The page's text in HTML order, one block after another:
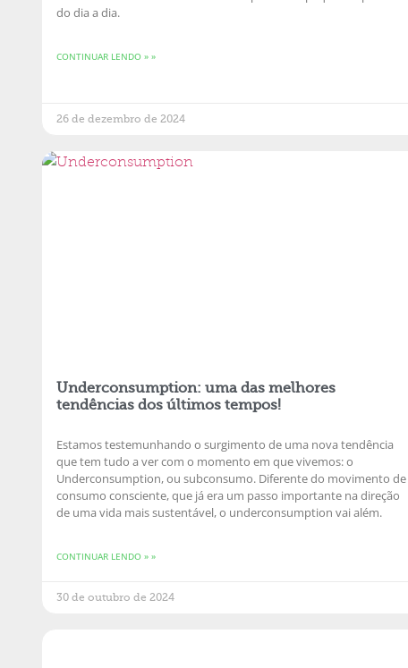
do dia a dia.
CONTINUAR LENDO » »
26 de dezembro de 2024
Underconsumption: uma das melhores
tendências dos últimos tempos!
Estamos testemunhando o surgimento de uma nova tendência
que tem tudo a ver com o momento em que vivemos: o
Underconsumption, ou subconsumo. Diferente do movimento de
consumo consciente, que já era um passo importante na direção
de uma vida mais sustentável, o underconsumption vai além.
CONTINUAR LENDO » »
30 de outubro de 2024